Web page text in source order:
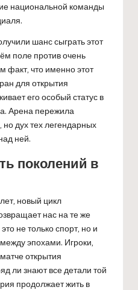
национальной команды
шанс сыграть этот
поле против очень
факт, что именно этот
для открытия
его особый статус в
Арена пережила
но дух тех легендарных
ней.
поколений в
новый цикл
нас на те же
не только спорт, но и
эпохами. Игроки,
открытия
ли знают все детали той
продолжает жить в